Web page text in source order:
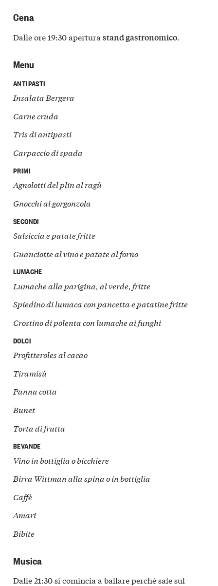
Cena
Dalle ore 19:30 apertura stand gastronomico
Menu
ANTIPASTI
Insalata Bergera
Carne cruda
Tris di antipasti
Carpaccio di spada
PRIMI
Agnolotti del plin al ragù
Gnocchial gorgonzola
SECONDI
Salsiccia e patate fritte
Guanciotte al vino e patate al forno
LUMACHE
Lumache alla parigina, al verde, fritte
Spiedino di lumaca con pancetta e patatine fritte
Crostino di polenta con lumache ai funghi
DOLCI
Profitteroles al cacao
Tiramisù
Panna cotta
Bunet
Torta di frutta
BEVANDE
Vino in bottiglia obicchiere
Birra Wittman alla spina oin bottiglia
Caffè
Amari
Bibite
Musica
Dalle 21:30 si comincia a ballare perché sale sul